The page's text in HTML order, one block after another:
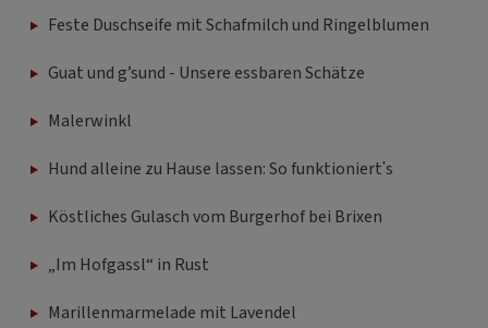
Feste Duschseife mit Schafmilch und Ringelblumen
Guat und g’sund - Unsere essbaren Schätze
Malerwinkl
Hund alleine zu Hause lassen: So funktioniert's
Köstliches Gulasch vom Burgerhof bei Brixen
„Im Hofgassl“ in Rust
Marillenmarmelade mit Lavendel